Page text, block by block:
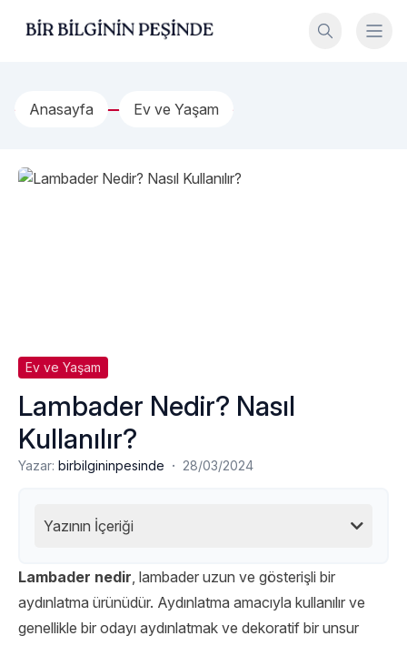
Bir Bilginin Peşinde!
Anasayfa Ev ve Yaşam
Ev ve Yaşam
Lambader Nedir? Nasıl
Kullanılır?
Yazar: birbilgininpesinde · 28/03/2024
Yazının İçeriği
Lambader nedir, lambader uzun ve gösterişli bir
aydınlatma ürünüdür. Aydınlatma amacıyla kullanılır ve
genellikle bir odayı aydınlatmak ve dekoratif bir unsur